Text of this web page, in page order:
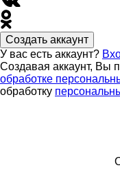
Создать аккаунт
У вас есть аккаунт?
Создавая аккаунт, Вы
обработке
обработку